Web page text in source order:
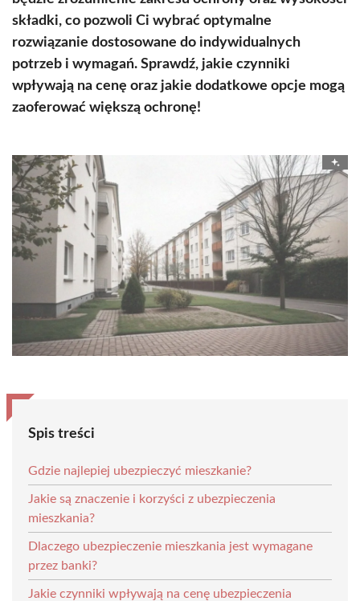
składki, co pozwoli Ci wybrać optymalne
rozwiązanie dostosowane do indywidualnych
potrzeb i wymagań. Sprawdź, jakie czynniki
wpływają na cenę oraz jakie dodatkowe opcje mogą
zaoferować większą ochronę!
Spis treści
Gdzie najlepiej ubezpieczyć mieszkanie?
Jakie są znaczenie i korzyści z ubezpieczenia
mieszkania?
Dlaczego ubezpieczenie mieszkania jest wymagane
przez banki?
Jakie czynniki wpływają na cenę ubezpieczenia